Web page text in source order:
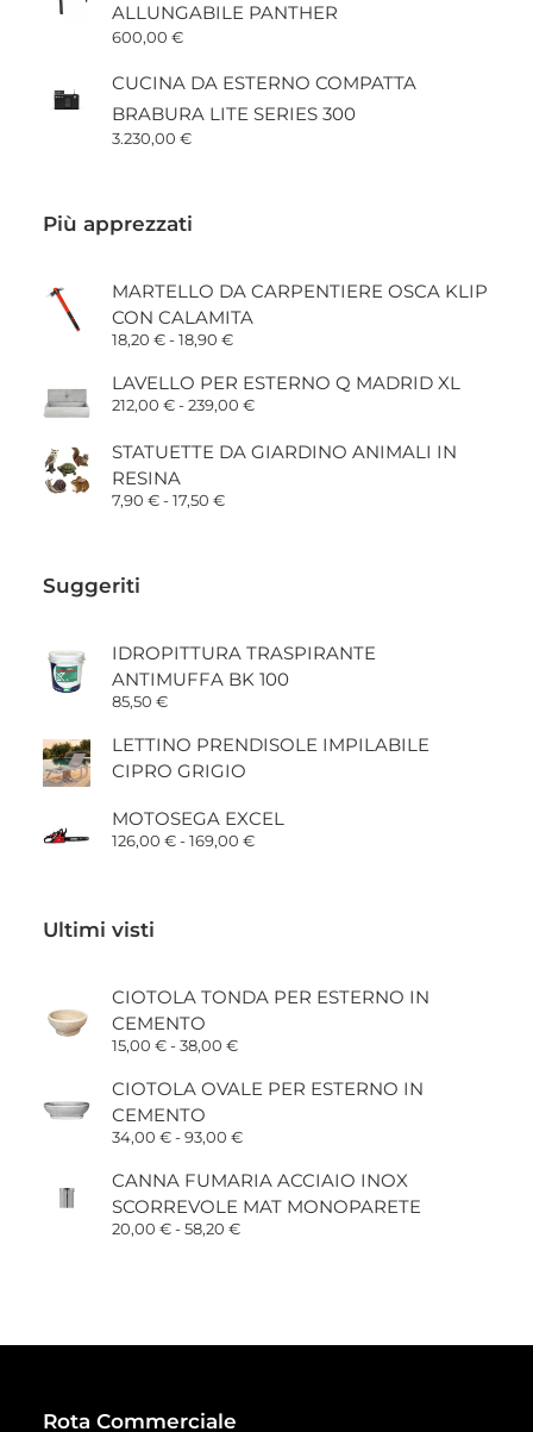
ALLUNGABILE PANTHER
600,00 €
CUCINA DA ESTERNO COMPATTA
BRABURA LITE SERIES 300
3.230,00 €
Più apprezzati
MARTELLO DA CARPENTIERE OSCA KLIP
CON CALAMITA
18,20 €-18,90 €Fascia
prezzo:
da
18,20 €
18,90 €
LAVELLO PER ESTERNO Q MADRID XL
212,00 €-239,00 €Fascia
da
STATUETTE DA GIARDINO ANIMALI IN
RESINA
7,90 €-17,50 €Fascia
Suggeriti
IDROPITTURA TRASPIRANTE
ANTIMUFFA BK 100
85,50 €
LETTINO PRENDISOLE IMPILABILE
CIPRO GRIGIO
MOTOSEGA EXCEL
126,00 €-169,00 €Fascia
Ultimi visti
CIOTOLA TONDA PER ESTERNO IN
CEMENTO
15,00 €-38,00 €Fascia
prezzo:
da
a
CIOTOLA OVALE PER ESTERNO IN
CEMENTO
34,00 €-93,00 €Fascia
prezzo:
da
34,00 €
CANNA FUMARIA ACCIAIO INOX
SCORREVOLE MAT MONOPARETE
20,00 €-58,20 €Fascia
Rota Commerciale